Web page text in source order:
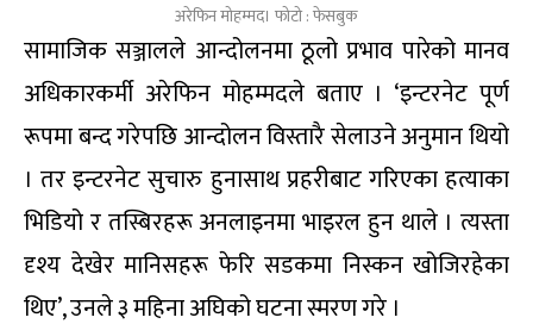
अरेफिन मोहम्मद। फोटो : फेसबुक
सामाजिक सञ्जालले आन्दोलनमा ठूलो प्रभाव पारेको मानव
अधिकारकर्मी अरेफिन मोहम्मदले बताए । ‘इन्टरनेट पूर्ण
रूपमा बन्द गरेपछि आन्दोलन विस्तारै सेलाउने अनुमान थियो
। तर इन्टरनेट सुचारु हुनासाथ प्रहरीबाट गरिएका हत्याका
भिडियो र तस्बिरहरू अनलाइनमा भाइरल हुन थाले । त्यस्ता
दृश्य देखेर मानिसहरू फेरि सडकमा निस्कन खोजिरहेका
थिए’, उनले ३ महिना अघिको घटना स्मरण गरे ।